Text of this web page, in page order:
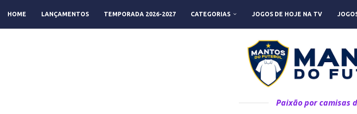
HOME LANÇAMENTOS TEMPORADA 2026-2027 CATEGORIAS JOGOS DE HOJE NA TV
Paixão por camisas